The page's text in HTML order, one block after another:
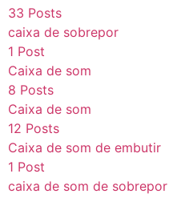
33 Posts
caixa de sobrepor
1 Post
Caixa de som
8 Posts
Caixa de som
12 Posts
Caixa de som de embutir
1 Post
caixa de som de sobrepor